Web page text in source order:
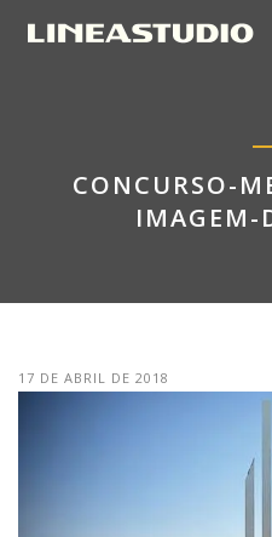
CONCURSO-
IMAGEM-
17 DE ABRIL DE 2018